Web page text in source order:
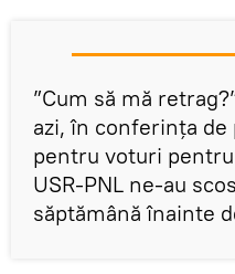
”Cum să mă
azi, în conferința de
pentru voturi
USR-PNL ne-au
săptămână înainte